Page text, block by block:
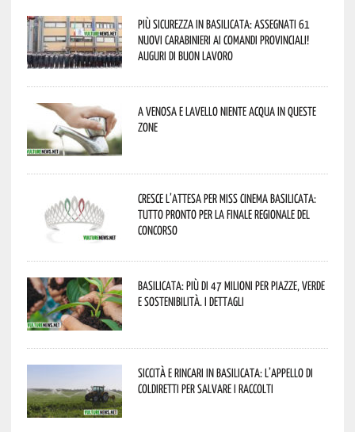
Più sicurezza in Basilicata: assegnati 61
nuovi Carabinieri ai Comandi provinciali!
Auguri di buon lavoro
A Venosa e Lavello niente acqua in queste
zone
Cresce l’attesa per Miss Cinema Basilicata:
tutto pronto per la finale regionale del
concorso
Basilicata: più di 47 milioni per piazze, verde
e sostenibilità. I dettagli
Siccità e rincari in Basilicata: l’appello di
Coldiretti per salvare i raccolti